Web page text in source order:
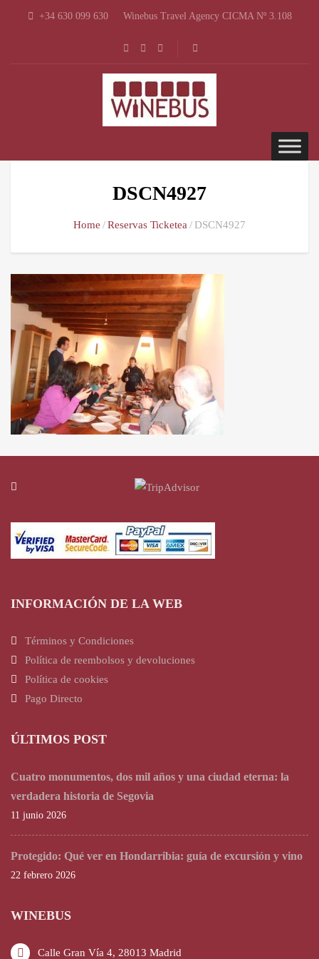
+34 630 099 630 Winebus Travel Agency CICMA Nº 3.108
DSCN4927
Home Reservas Ticketea DSCN4927
INFORMACIÓN DE LA WEB
Términos y Condiciones
Política de reembolsos y devoluciones
Política de cookies
Pago Directo
ÚLTIMOS POST
Cuatro monumentos, dos mil años y una ciudad eterna: la
verdadera historia de Segovia
11 junio 2026
Protegido: Qué ver en Hondarribia: guía de excursión y vino
22 febrero 2026
WINEBUS
Calle Gran Vía 4, 28013 Madrid